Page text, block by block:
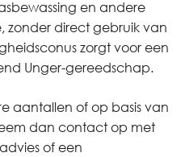
en andere
zonder direct gebruik van
zorgt voor een
Unger-gereedschap.
aantallen of op basis van
dan contact op met
of een